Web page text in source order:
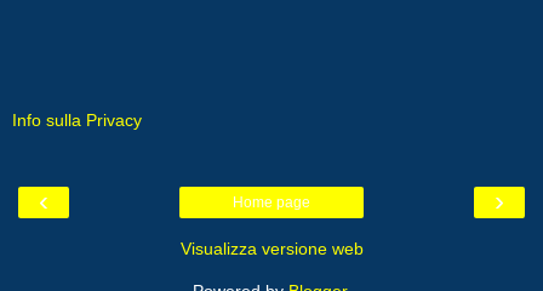
Info sulla Privacy
‹ ›
Home page
Visualizza versione web